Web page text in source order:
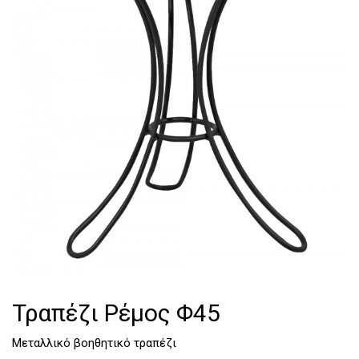
Τραπέζι Ρέμος Φ45
Μεταλλικό βοηθητικό τραπέζι